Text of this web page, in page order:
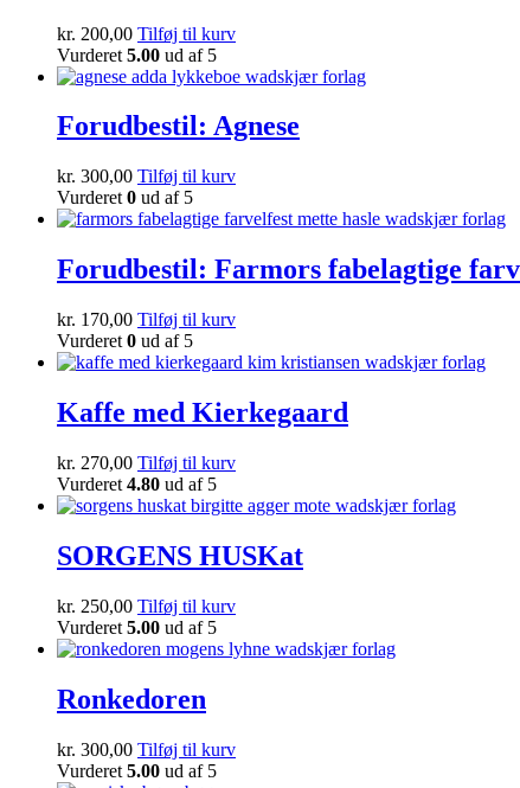
kr. 200,00 Tilføj til kurv
Vurderet 5.00 ud af 5
Forudbestil: Agnese
kr. 300,00 Tilføj til kurv
Vurderet 0 ud af 5
Forudbestil: Farmors fabelagtige
kr. 170,00 Tilføj til kurv
Vurderet 0 ud af 5
Kaffe med Kierkegaard
kr. 270,00 Tilføj til kurv
Vurderet 4.80 ud af 5
SORGENS HUSKat
kr. 250,00 Tilføj til kurv
Vurderet 5.00 ud af 5
Ronkedoren
kr. 300,00 Tilføj til kurv
Vurderet 5.00 ud af 5